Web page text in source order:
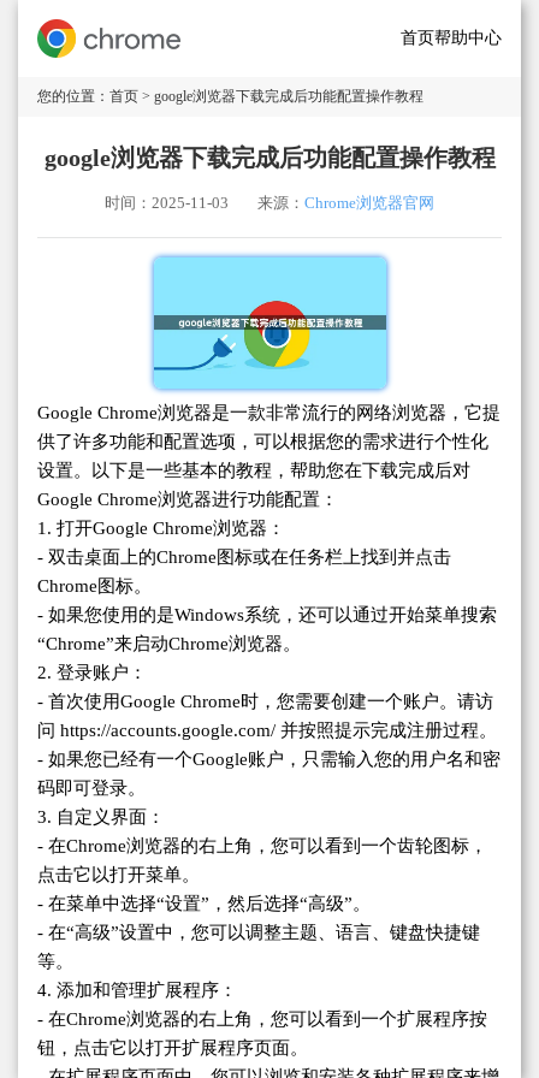
首页帮助中心
您的位置： 首页 > google浏览器下载完成后功能配置操作教程
google浏览器下载完成后功能配置操作教程
时间：2025-11-03 来源： Chrome浏览器官网
Google Chrome浏览器是一款非常流行的网络浏览器，它提
供了许多功能和配置选项，可以根据您的需求进行个性化
设置。以下是一些基本的教程，帮助您在下载完成后对
Google Chrome浏览器进行功能配置：
1. 打开Google Chrome浏览器：
- 双击桌面上的Chrome图标或在任务栏上找到并点击
Chrome图标。
- 如果您使用的是Windows系统，还可以通过开始菜单搜索
“Chrome”来启动Chrome浏览器。
2. 登录账户：
- 首次使用Google Chrome时，您需要创建一个账户。请访
问 https://accounts.google.com/ 并按照提示完成注册过程。
- 如果您已经有一个Google账户，只需输入您的用户名和密
码即可登录。
3. 自定义界面：
- 在Chrome浏览器的右上角，您可以看到一个齿轮图标，
点击它以打开菜单。
- 在菜单中选择“设置”，然后选择“高级”。
- 在“高级”设置中，您可以调整主题、语言、键盘快捷键
等。
4. 添加和管理扩展程序：
- 在Chrome浏览器的右上角，您可以看到一个扩展程序按
钮，点击它以打开扩展程序页面。